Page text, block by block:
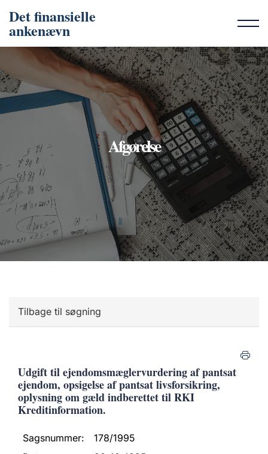
Det finansielle
ankenævn
Afgørelse
Tilbage til søgning
Udgift til ejendomsmæglervurdering af pantsat
ejendom, opsigelse af pantsat livsforsikring,
oplysning om gæld indberettet til RKI
Kreditinformation.
Sagsnummer:
178/1995